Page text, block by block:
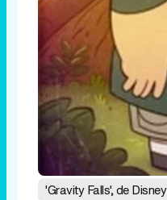
'Gravity Falls', de Disney